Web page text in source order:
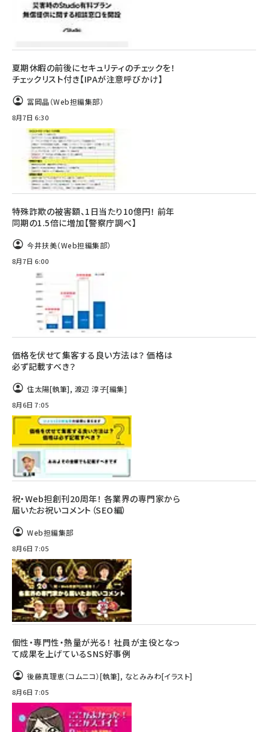
夏期休暇の前後にセキュリティのチェックを！
チェックリスト付き【IPAが注意呼びかけ】
冨岡晶（Web担編集部）
8月7日 6:30
特殊詐欺の被害額、1日当たり10億円！ 前年
同期の1.5倍に増加【警察庁調べ】
今井扶美（Web担編集部）
8月7日 6:00
価格を伏せて集客する良い方法は？ 価格は
必ず記載すべき？
住太陽[執筆], 渡辺 淳子[編集]
8月6日 7:05
祝・Web担創刊20周年！ 各業界の専門家から
届いたお祝いコメント（SEO編）
Web担編集部
8月6日 7:05
個性・専門性・熱量が光る！ 社員が主役となっ
て成果を上げているSNS好事例
後藤真理恵（コムニコ）[執筆], なとみみわ[イラスト]
8月6日 7:05